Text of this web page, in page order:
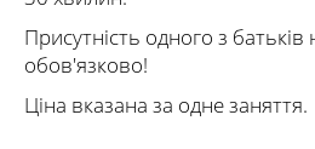
Присутність одного з батьків
обов'язково!
Ціна вказана за одне заняття.